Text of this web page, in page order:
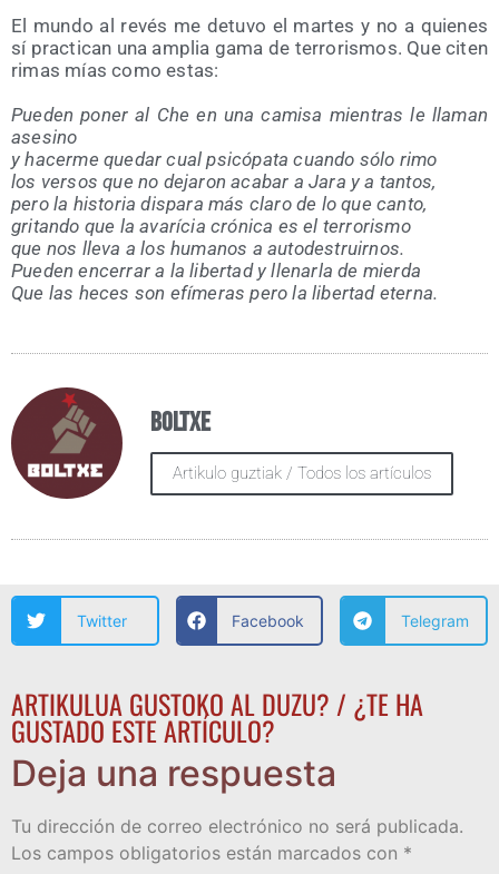
El mun­do al revés me detu­vo el mar­tes y no a quie­nes
sí prac­ti­can una amplia gama de terro­ris­mos. Que citen
rimas mías como estas:
Pue­den poner al Che en una cami­sa mien­tras le lla­man
asesino
y hacer­me que­dar cual psi­có­pa­ta cuan­do sólo rimo
los ver­sos que no deja­ron aca­bar a Jara y a tantos,
pero la his­to­ria dis­pa­ra más cla­ro de lo que canto,
gri­tan­do que la ava­rí­cia cró­ni­ca es el terrorismo
que nos lle­va a los huma­nos a autodestruirnos.
Pue­den ence­rrar a la liber­tad y lle­nar­la de mierda
Que las heces son efí­me­ras pero la liber­tad eterna.
Boltxe
Artikulo guztiak / Todos los artículos
Twitter Facebook Telegram
ARTIKULUA GUSTOKO AL DUZU? / ¿TE HA
GUSTADO ESTE ARTÍCULO?
Deja una respuesta
Tu dirección de correo electrónico no será publicada.
Los campos obligatorios están marcados con *